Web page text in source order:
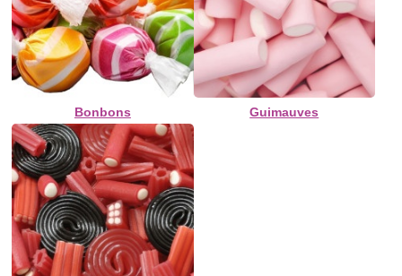
Bonbons Guimauves